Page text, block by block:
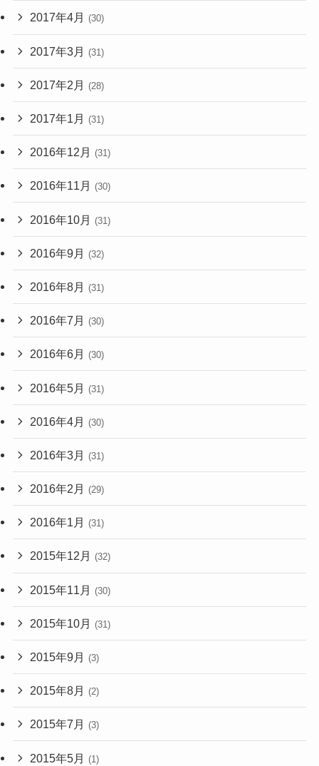
2017年4月 (30)
2017年3月 (31)
2017年2月 (28)
2017年1月 (31)
2016年12月 (31)
2016年11月 (30)
2016年10月 (31)
2016年9月 (32)
2016年8月 (31)
2016年7月 (30)
2016年6月 (30)
2016年5月 (31)
2016年4月 (30)
2016年3月 (31)
2016年2月 (29)
2016年1月 (31)
2015年12月 (32)
2015年11月 (30)
2015年10月 (31)
2015年9月 (3)
2015年8月 (2)
2015年7月 (3)
2015年5月 (1)